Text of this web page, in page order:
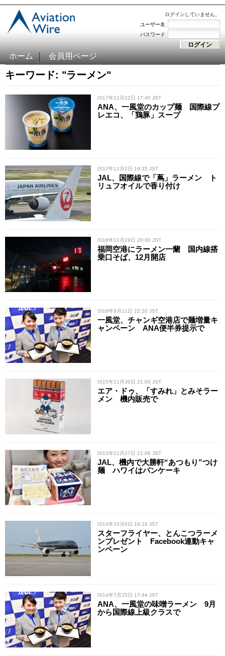
ログインしていません。
ユーザー名
パスワード
ホーム 会員用ページ
キーワード: "ラーメン"
/ 2017年11月22日 17:45 JST
ANA、一風堂のカップ麺 国際線プ
レエコ、「鶏豚」スープ
/ 2017年11月2日 16:35 JST
JAL、国際線で「蔦」ラーメン ト
リュフオイルで香り付け
/ 2016年11月29日 20:00 JST
福岡空港にラーメン一蘭 国内線搭
乗口そば、12月開店
/ 2016年9月11日 22:20 JST
一風堂、チャンギ空港店で麺増量キ
ャンペーン ANA便半券提示で
/ 2015年11月30日 21:00 JST
エア・ドゥ、「すみれ」とみそラー
メン 機内販売で
/ 2015年11月27日 21:06 JST
JAL、機内で大勝軒“あつもり”つけ
麺 ハワイはパンケーキ
/ 2014年10月6日 16:16 JST
スターフライヤー、とんこつラーメ
ンプレゼント Facebook連動キャ
ンペーン
/ 2014年7月25日 17:44 JST
ANA、一風堂の味噌ラーメン 9月
から国際線上級クラスで